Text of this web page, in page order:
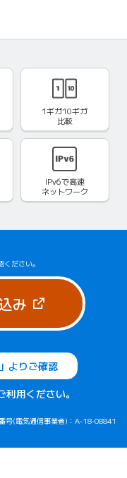
1ギガ10ギガ
比較
IPv6で高速
ネットワーク
ください。
み（新しいタブ
よりご確認
用ください。
号(電気通信事業者)：A-18-08841